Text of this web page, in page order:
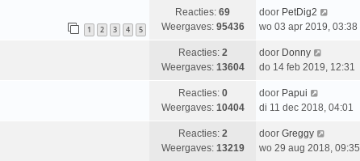
c
h
e
c
h
e
b
e
c
h
t
s
e
b
e
c
h
1 2 3 4 5
Reacties: 69
Weergaves: 95436
L
a
t
s
e
b
e
door PetDig2
wo 03 apr 2019, 03:38
Reacties: 2
Weergaves: 13604
L
a
t
s
e
b
door Donny
do 14 feb 2019, 12:31
Reacties: 0
Weergaves: 10404
L
a
t
s
door Papui
di 11 dec 2018, 04:01
Reacties: 2
Weergaves: 13219
L
a
door Greggy
wo 29 aug 2018, 09:35